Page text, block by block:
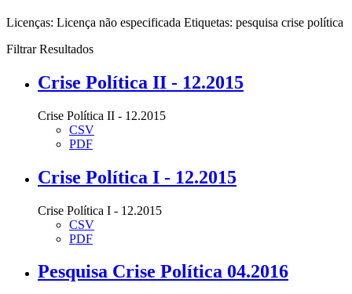
Licenças: Licença não especificada Etiquetas: pesquisa crise política
Filtrar Resultados
Crise Política II - 12.2015
Crise Política II - 12.2015
CSV
PDF
Crise Política I - 12.2015
Crise Política I - 12.2015
CSV
PDF
Pesquisa Crise Política 04.2016